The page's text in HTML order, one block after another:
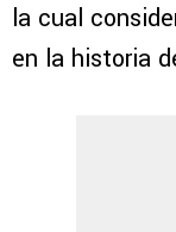
la cual
en la historia